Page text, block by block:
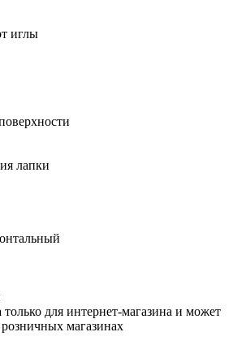
иглы
лапки
для интернет-магазина и может
магазинах